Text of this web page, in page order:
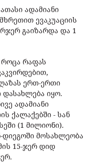
ადამიანი
ევაკუაციის
გაიზარდა და 1
რაფას
ერთ-ერთი
იყო.
ადამიანი
ქალაქებში - სან
(1 მილიონი).
დიეგოში მოსახლეობა
15-ჯერ დიდ